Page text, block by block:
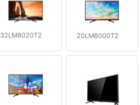
32LM8020T2 20LM8000T2